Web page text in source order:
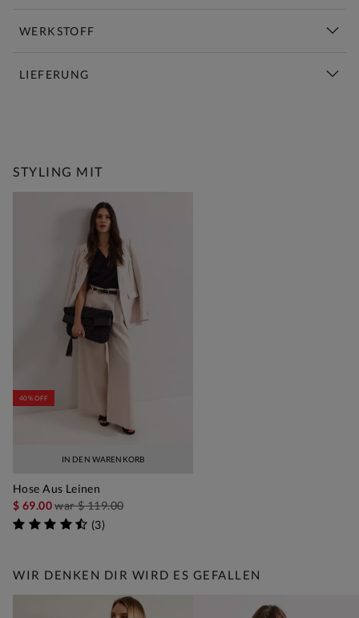
WERKSTOFF
LIEFERUNG
STYLING MIT
IN DEN WARENKORB
40% OFF
Hose Aus Leinen
$ 69.00war$ 119.00
(3)
WIR DENKEN DIR WIRD ES GEFALLEN